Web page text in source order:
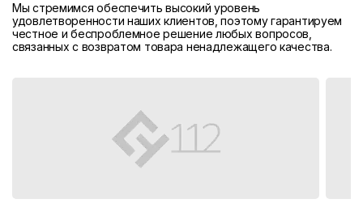
Мы стремимся обеспечить высокий уровень
удовлетворенности наших клиентов, поэтому гарантируем
честное и беспроблемное решение любых вопросов,
связанных с возвратом товара ненадлежащего качества.